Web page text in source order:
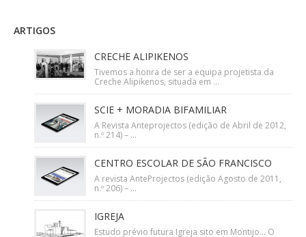
ARTIGOS
CRECHE ALIPIKENOS
Tivemos a honra de ser a equipa projetista da
Creche Alipikenos, situada em ...
SCIE + MORADIA BIFAMILIAR
A Revista Anteprojectos (edição de Abril de 2012,
n.º 214) – ...
CENTRO ESCOLAR DE SÃO FRANCISCO
A revista AnteProjectos (edição Agosto de 2011,
n.º 206) – ...
IGREJA
Estudo prévio futura Igreja sito em Montijo… O